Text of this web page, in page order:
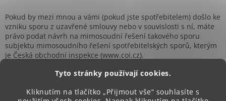
Tyto stránky používají cookies.
Kliknutím na tlačítko „Přijmout vše“ souhlasíte s
Pokud by mezi mnou a vámi (pokud jste spotřebitelem) došlo ke
vzniku sporu z uzavřené smlouvy nebo v souvislosti s ní, máte
právo podat návrh na mimosoudní řešení takového sporu
subjektu mimosoudního řešení spotřebitelských sporů, kterým
je Česká obchodní inspekce (www.coi.cz).